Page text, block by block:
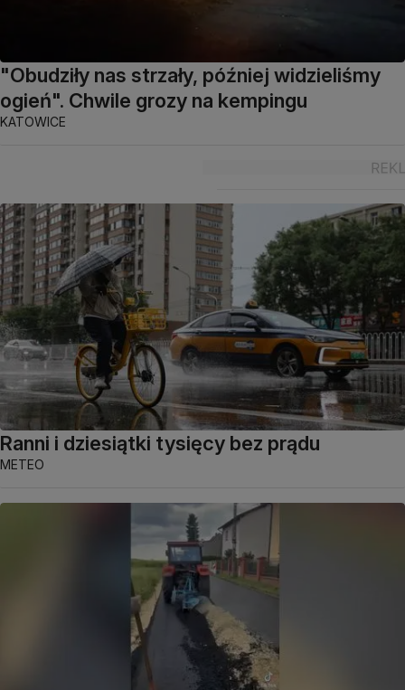
"Obudziły nas strzały, później widzieliśmy
ogień". Chwile grozy na kempingu
KATOWICE
Ranni i dziesiątki tysięcy bez prądu
METEO